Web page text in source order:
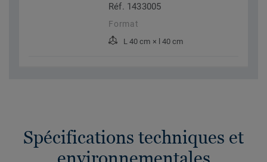
Réf. 1433005
Format
L 40 cm × l 40 cm
Spécifications techniques et